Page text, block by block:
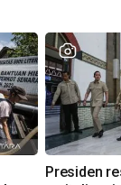
Presiden